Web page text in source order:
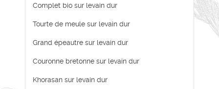
Complet bio sur levain dur
Tourte de meule sur levain dur
Grand épeautre sur levain dur
Couronne bretonne sur levain dur
Khorasan sur levain dur